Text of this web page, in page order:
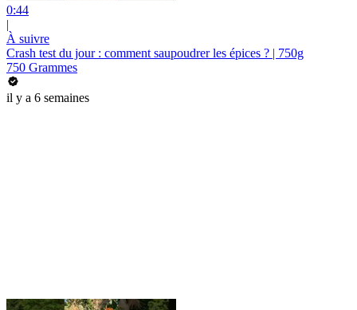
0:44
|
À suivre
Crash test du jour : comment saupoudrer les épices ? | 750g
750 Grammes
il y a 6 semaines